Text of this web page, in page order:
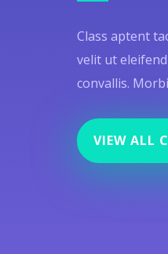
Class aptent
velit ut
convallis.
VIEW ALL